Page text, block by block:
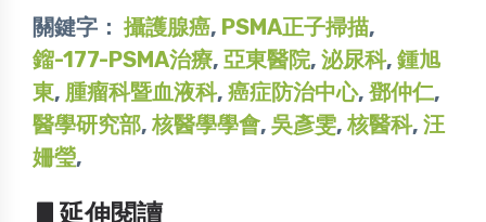
關鍵字： 攝護腺癌, PSMA正子掃描,
鎦-177-PSMA治療, 亞東醫院, 泌尿科, 鍾旭
東, 腫瘤科暨血液科, 癌症防治中心, 鄧仲仁,
醫學研究部, 核醫學學會, 吳彥雯, 核醫科, 汪
姍瑩,
▋延伸閱讀